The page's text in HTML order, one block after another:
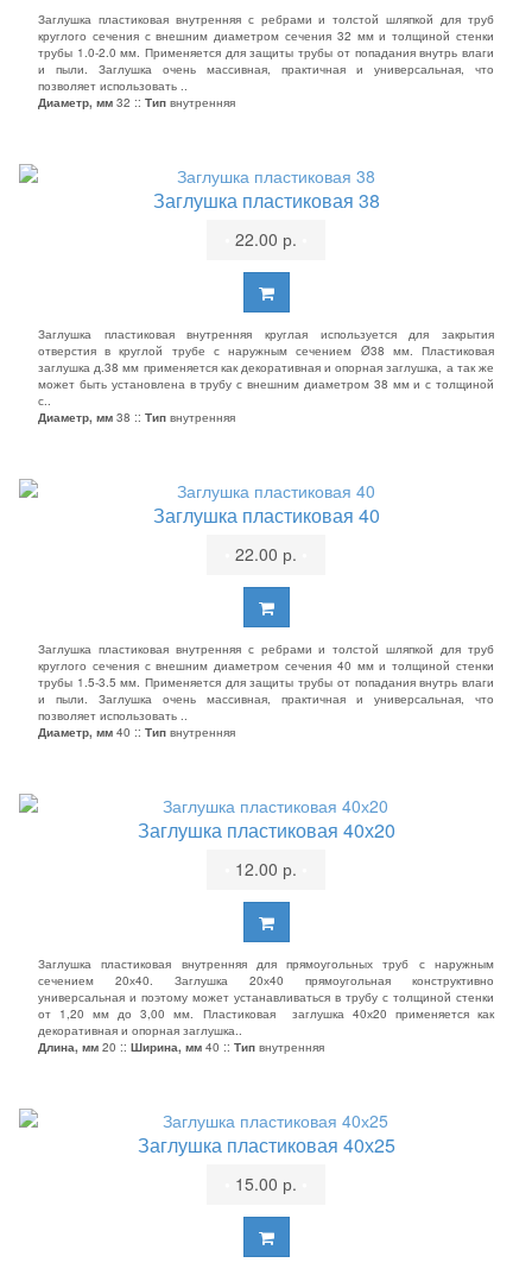
Заглушка пластиковая внутренняя с ребрами и толстой шляпкой для труб
круглого сечения с внешним диаметром сечения 32 мм и толщиной стенки
трубы 1.0-2.0 мм. Применяется для защиты трубы от попадания внутрь влаги
и пыли. Заглушка очень массивная, практичная и универсальная, что
позволяет использовать ..
Диаметр, мм 32 :: Тип внутренняя
Заглушка пластиковая 38
22.00 р.
Заглушка пластиковая внутренняя круглая используется для закрытия
отверстия в круглой трубе с наружным сечением Ø38 мм. Пластиковая
заглушка д.38 мм применяется как декоративная и опорная заглушка, а так же
может быть установлена в трубу с внешним диаметром 38 мм и с толщиной
с..
Диаметр, мм 38 :: Тип внутренняя
Заглушка пластиковая 40
22.00 р.
Заглушка пластиковая внутренняя с ребрами и толстой шляпкой для труб
круглого сечения с внешним диаметром сечения 40 мм и толщиной стенки
трубы 1.5-3.5 мм. Применяется для защиты трубы от попадания внутрь влаги
и пыли. Заглушка очень массивная, практичная и универсальная, что
позволяет использовать ..
Диаметр, мм 40 :: Тип внутренняя
Заглушка пластиковая 40х20
12.00 р.
Заглушка пластиковая внутренняя для прямоугольных труб с наружным
сечением 20х40. Заглушка 20х40 прямоугольная конструктивно
универсальная и поэтому может устанавливаться в трубу с толщиной стенки
от 1,20 мм до 3,00 мм. Пластиковая заглушка 40х20 применяется как
декоративная и опорная заглушка..
Длина, мм 20 :: Ширина, мм 40 :: Тип внутренняя
Заглушка пластиковая 40х25
15.00 р.